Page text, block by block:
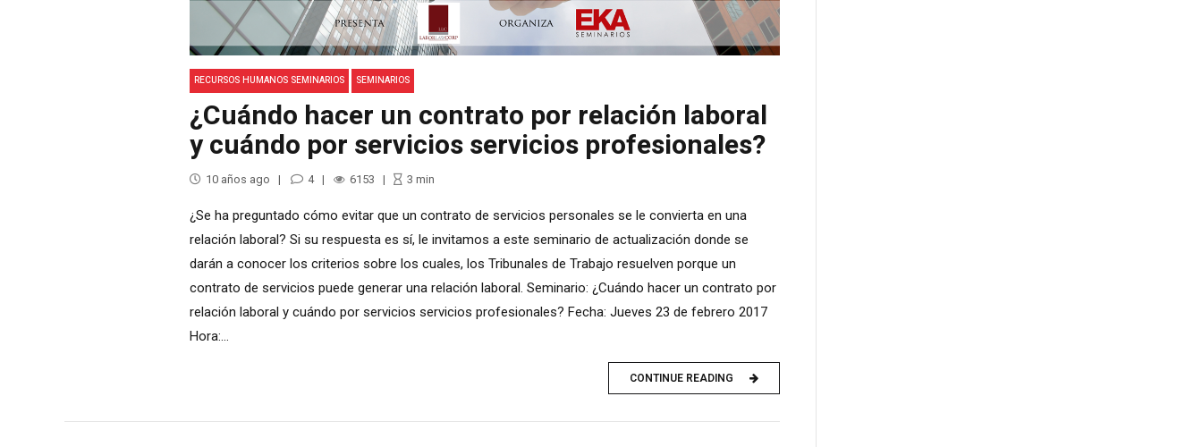
RECURSOS HUMANOS SEMINARIOS SEMINARIOS
¿Cuándo hacer un contrato por relación laboral
y cuándo por servicios servicios profesionales?
10 años ago 4 6153 3 min
¿Se ha preguntado cómo evitar que un contrato de servicios personales se le convierta en una
relación laboral? Si su respuesta es sí, le invitamos a este seminario de actualización donde se
darán a conocer los criterios sobre los cuales, los Tribunales de Trabajo resuelven porque un
contrato de servicios puede generar una relación laboral. Seminario: ¿Cuándo hacer un contrato por
relación laboral y cuándo por servicios servicios profesionales? Fecha: Jueves 23 de febrero 2017
Hora:...
CONTINUE READING